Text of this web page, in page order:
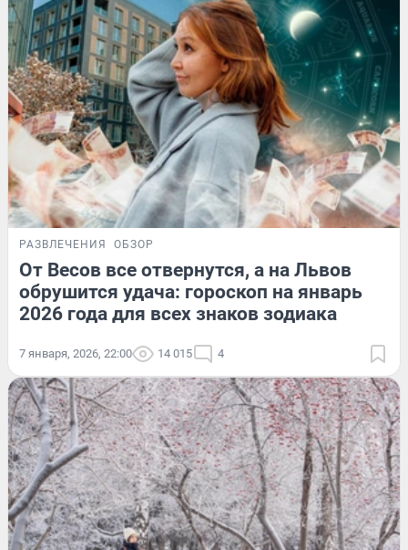
РАЗВЛЕЧЕНИЯ ОБЗОР
От Весов все отвернутся, а на Львов
обрушится удача: гороскоп на январь
2026 года для всех знаков зодиака
7 января, 2026, 22:00 14 015 4